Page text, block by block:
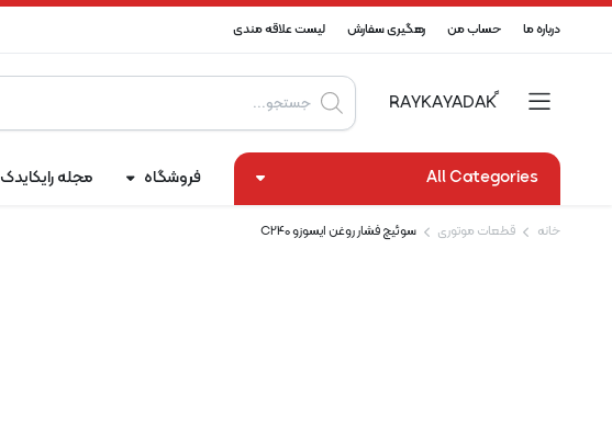
درباره ما حساب من رهگیری سفارش لیست علاقه مندی
Products
search
All Categories فروشگاه مجله رایکایدک
خانه قطعات موتوری سوئیچ فشار روغن ایسوزو C240